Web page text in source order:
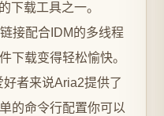
下载工具之一。
接配合IDM的多线程
下载变得轻松愉快。
者来说Aria2提供了
的命令行配置你可以